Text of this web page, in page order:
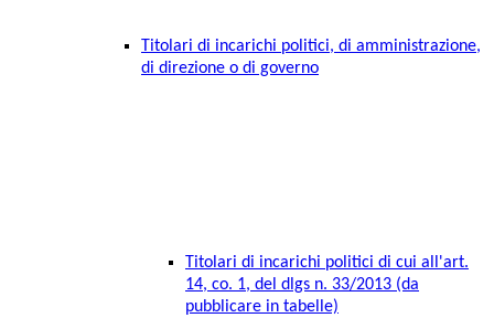
Titolari di incarichi politici, di amministrazione,
di direzione o di governo
Titolari di incarichi politici di cui all'art.
14, co. 1, del dlgs n. 33/2013 (da
pubblicare in tabelle)